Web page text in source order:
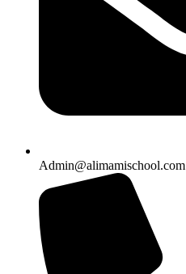
Admin@alimamischool.com